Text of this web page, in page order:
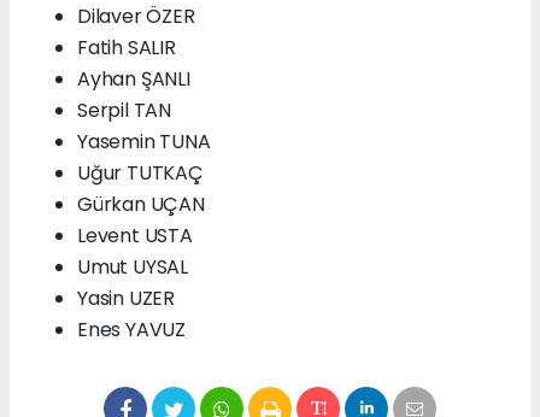
Dilaver ÖZER
Fatih SALIR
Ayhan ŞANLI
Serpil TAN
Yasemin TUNA
Uğur TUTKAÇ
Gürkan UÇAN
Levent USTA
Umut UYSAL
Yasin UZER
Enes YAVUZ